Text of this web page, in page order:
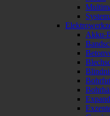
Akku-